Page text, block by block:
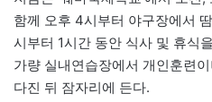
함께 오후 4시부터 야구장에서
시부터 1시간 동안 식사 및 휴식
가량 실내연습장에서 개인훈련
다진 뒤 잠자리에 든다.